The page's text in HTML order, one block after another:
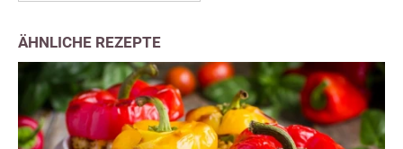
ÄHNLICHE REZEPTE